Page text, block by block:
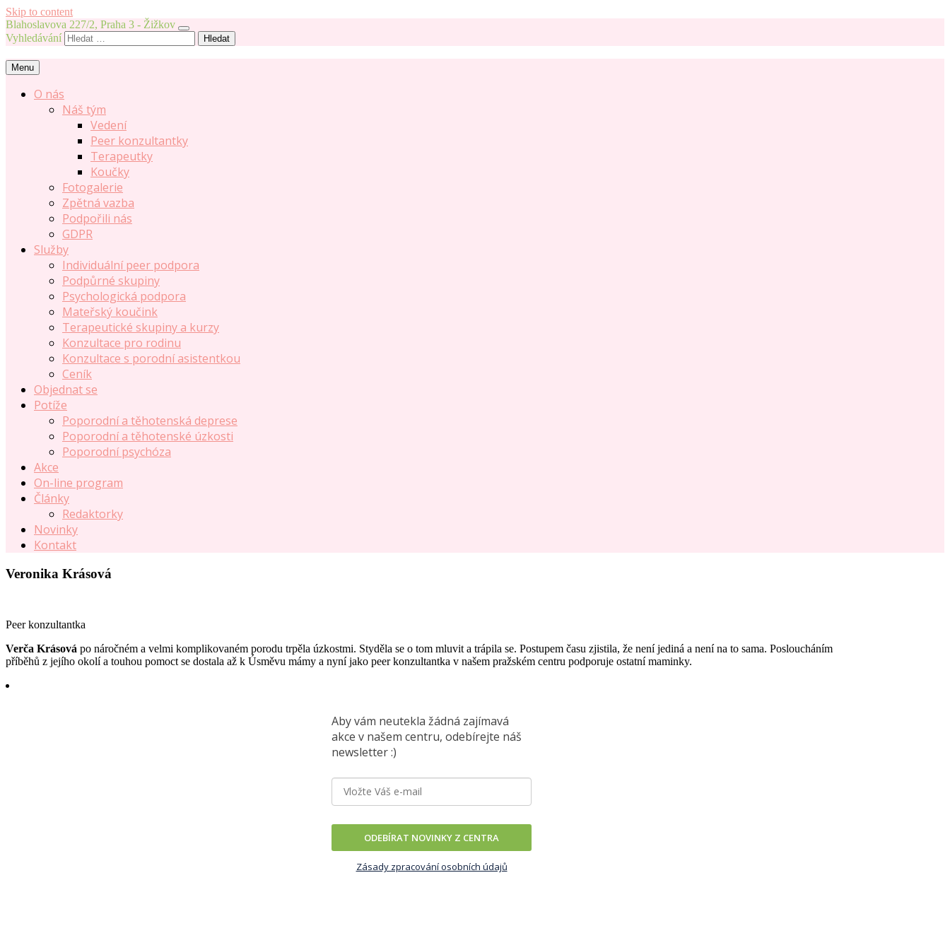
Skip to content
Blahoslavova 227/2, Praha 3 - Žižkov
Vyhledávání
Menu
O nás
Náš tým
Vedení
Peer konzultantky
Terapeutky
Koučky
Fotogalerie
Zpětná vazba
Podpořili nás
GDPR
Služby
Individuální peer podpora
Podpůrné skupiny
Psychologická podpora
Mateřský koučink
Terapeutické skupiny a kurzy
Konzultace pro rodinu
Konzultace s porodní asistentkou
Ceník
Objednat se
Potíže
Poporodní a těhotenská deprese
Poporodní a těhotenské úzkosti
Poporodní psychóza
Akce
On-line program
Články
Redaktorky
Novinky
Kontakt
Veronika Krásová
Peer konzultantka
Verča Krásová po náročném a velmi komplikovaném porodu trpěla úzkostmi. Styděla se o tom mluvit a trápila se. Postupem času zjistila, že není jediná a není na to sama. Posloucháním
příběhů z jejího okolí a touhou pomoct se dostala až k Úsměvu mámy a nyní jako peer konzultantka v našem pražském centru podporuje ostatní maminky.
Aby vám neutekla žádná zajímavá
akce v našem centru, odebírejte náš
newsletter :)
ODEBÍRAT NOVINKY Z CENTRA
Zásady zpracování osobních údajů